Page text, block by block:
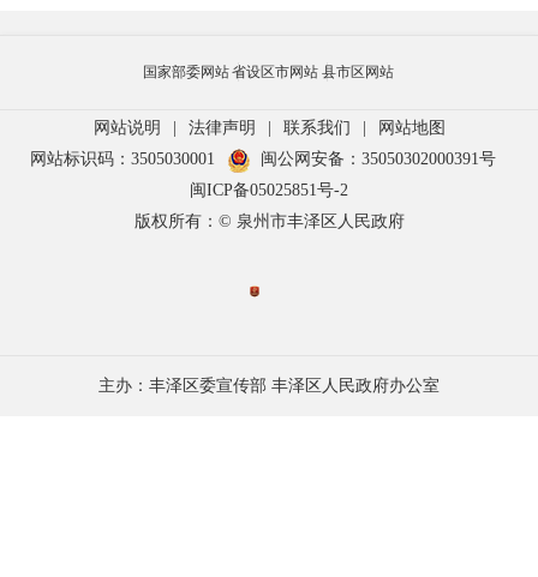
国家部委网站省设区市网站 县市区网站
网站说明 | 法律声明 | 联系我们 |
网站地图
网站标识码：3505030001
闽公网安备：35050302000391号
闽ICP备05025851号-2
版权所有：© 泉州市丰泽区人民政府
主办：丰泽区委宣传部 丰泽区人民政府办公室